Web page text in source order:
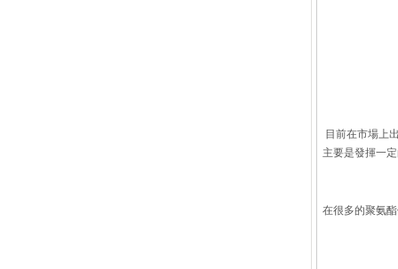
目前在市場上
主要是發揮一
在很多的聚氨